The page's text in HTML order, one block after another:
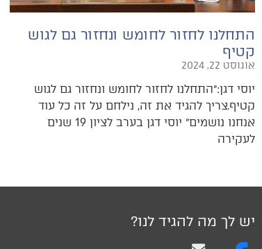
התחלנו לחזור לחומש ונחזור גם לגוש
קטיף
אוגוסט 22, 2024
יוסי דגן:״התחלנו לחזור לחומש ונחזור גם לגוש
קטיף.צריך להגיד את זה, נילחם על זה כל עוד
‬לעקירה‭
יש לך מה להגיד לנו?